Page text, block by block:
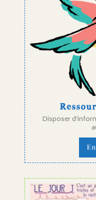
Disposer